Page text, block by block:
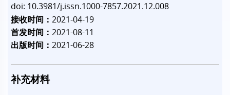
doi: 10.3981/j.issn.1000-7857.2021.12.008
接收时间：2021-04-19
首发时间：2021-08-11
出版时间：2021-06-28
补充材料